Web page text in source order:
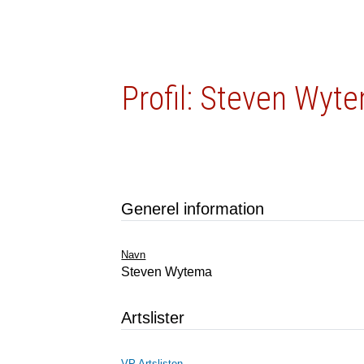
Profil: Steven
Generel information
Navn
Steven Wytema
Artslister